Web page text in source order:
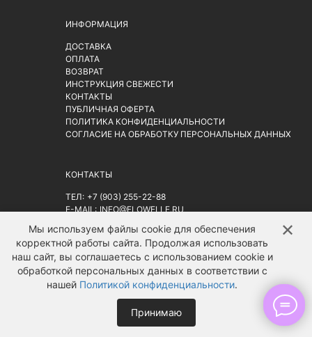
ИНФОРМАЦИЯ
ДОСТАВКА
ОПЛАТА
ВОЗВРАТ
ИНСТРУКЦИЯ СВЕЖЕСТИ
КОНТАКТЫ
ПУБЛИЧНАЯ ОФЕРТА
ПОЛИТИКА КОНФИДЕНЦИАЛЬНОСТИ
СОГЛАСИЕ НА ОБРАБОТКУ ПЕРСОНАЛЬНЫХ ДАННЫХ
КОНТАКТЫ
ТЕЛ: +7 (903) 255-22-88
E-MAIL: INFO@FLOWELLE.RU
↑
✕
Мы используем файлы cookie для обеспечения
корректной работы сайта. Продолжая использовать
наш сайт, вы соглашаетесь с использованием cookie и
обработкой персональных данных в соответствии с
нашей Политикой конфиденциальности.
Принимаю